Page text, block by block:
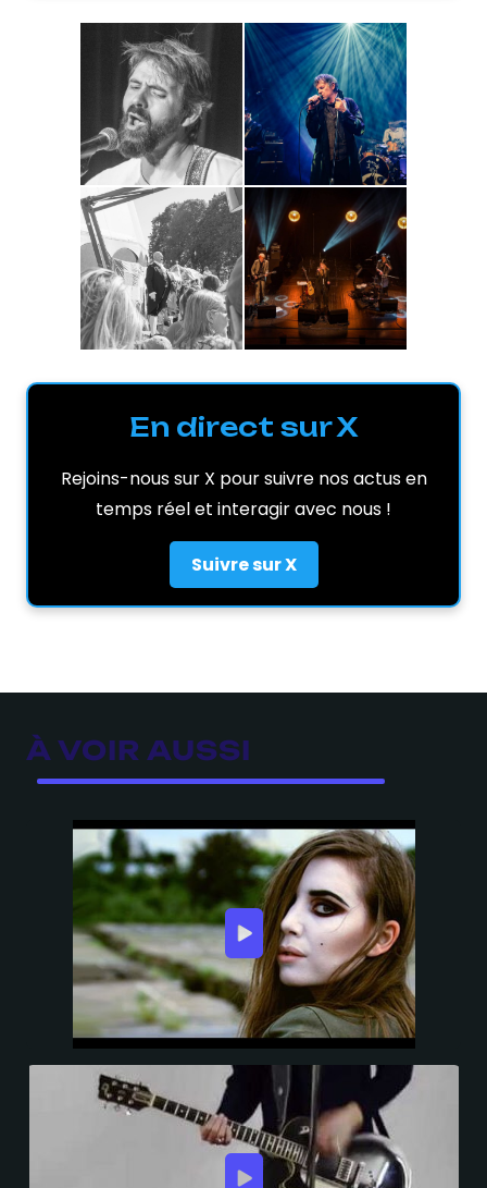
En direct sur X
Rejoins-nous sur X pour suivre nos actus en
temps réel et interagir avec nous !
Suivre sur X
À VOIR AUSSI